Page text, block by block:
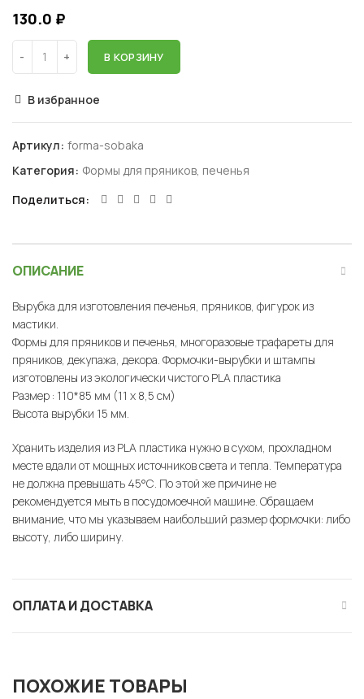
130.0 ₽
В КОРЗИНУ
В избранное
Артикул: forma-sobaka
Категория: Формы для пряников, печенья
Поделиться
ОПИСАНИЕ
Вырубка для изготовления печенья, пряников, фигурок из
мастики.
Формы для пряников и печенья, многоразовые трафареты для
пряников, декупажа, декора. Формочки-вырубки и штампы
изготовлены из экологически чистого PLA пластика
Размер : 110*85 мм (11 х 8,5 см)
Высота вырубки 15 мм.
Хранить изделия из PLA пластика нужно в сухом, прохладном
месте вдали от мощных источников света и тепла. Температура
не должна превышать 45°С. По этой же причине не
рекомендуется мыть в посудомоечной машине. Обращаем
внимание, что мы указываем наибольший размер формочки: либо
высоту, либо ширину.
ОПЛАТА И ДОСТАВКА
ПОХОЖИЕ ТОВАРЫ